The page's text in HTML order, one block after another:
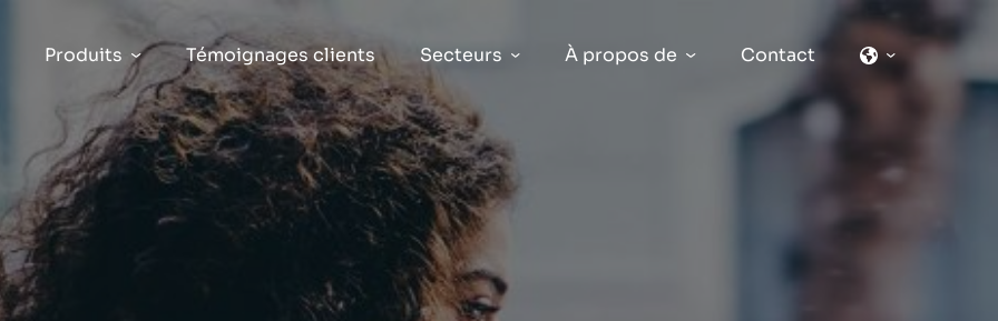
Produits
Témoignages clients Secteurs À propos de Contact